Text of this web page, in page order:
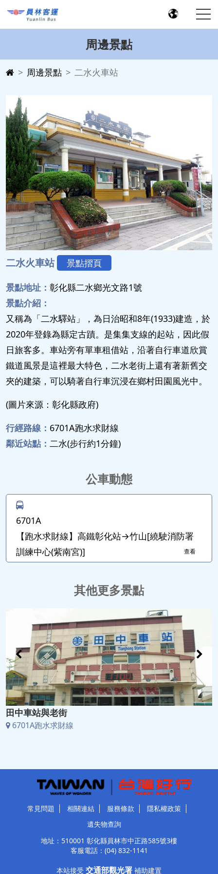
周邊景點
周邊景點 二水火車站
二水火車站 景點摺頁
景點地址： 彰化縣二水鄉光文路1號
景點介紹：
又稱為「二水驛站」，為日治昭和8年(1933)建造，於
2020年登錄為縣定古蹟。是集集支線的起站，因此假
日旅客多。車站旁有單車租借站，沿著自行車道欣賞
鐵道風景是這裡最大特色，二水老街上還有著新舊交
夾的建築，可以騎著自行車沉浸在鄉村田園風光中。
(圖片來源：彰化縣政府)
行經路線： 6701A跑水求財線
鄰近站點： 二水(步行約1分鐘)
公車動態
6701A
【跑水求財線】高鐵彰化站→竹山[繞駛消防署
訓練中心(紫南宮)]
查看
其他更多景點
田中車站與老街
6701A跑水求財線
常見問題 相關連結 服務條款
隱私權政策
遺失物查詢
地址：510001 彰化縣員林市中正路585號3樓
客服電話： (04) 832-1141
本站接受 交通部觀光署 補助建置